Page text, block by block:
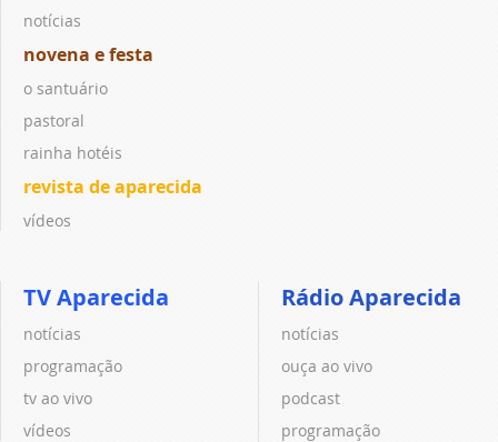
notícias
novena e festa
o santuário
pastoral
rainha hotéis
revista de aparecida
vídeos
TV Aparecida
notícias
programação
tv ao vivo
vídeos
Rádio Aparecida
notícias
ouça ao vivo
podcast
programação